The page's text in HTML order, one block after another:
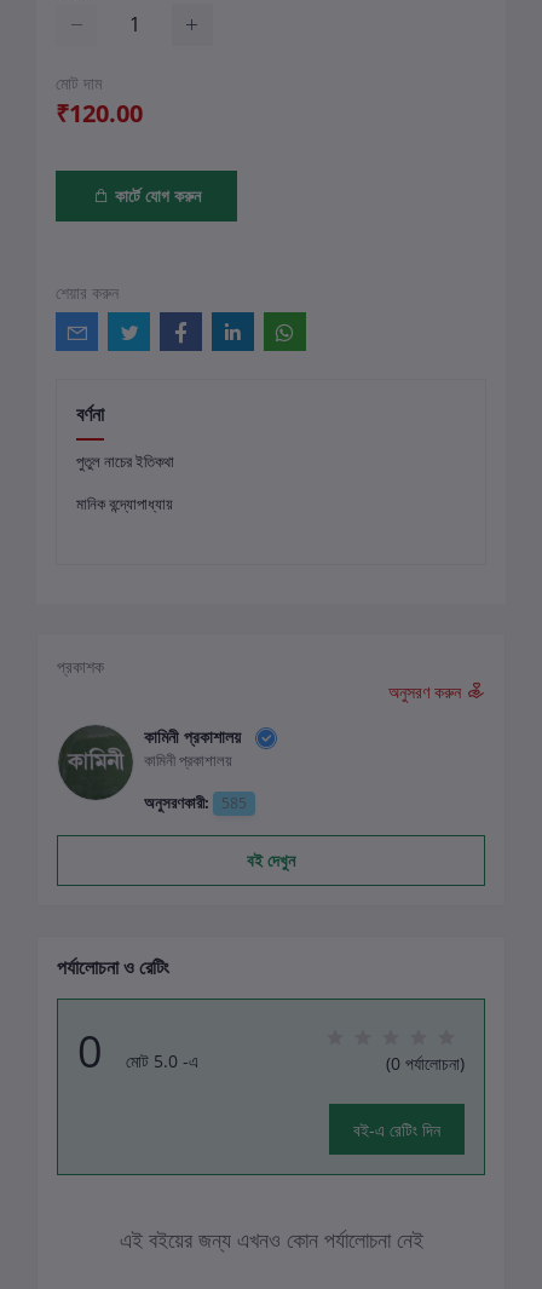
মোট দাম
₹120.00
কার্টে যোগ করুন
শেয়ার করুন
বর্ণনা
পুতুল নাচের ইতিকথা
মানিক বন্দ্যোপাধ্যায়
প্রকাশক
অনুসরণ করুন
কামিনী প্রকাশালয়
কামিনী প্রকাশালয়
অনুসরণকারী:
585
বই দেখুন
পর্যালোচনা ও রেটিং
0 মোট 5.0 -এ (0 পর্যালোচনা)
বই-এ রেটিং দিন
এই বইয়ের জন্য এখনও কোন পর্যালোচনা নেই